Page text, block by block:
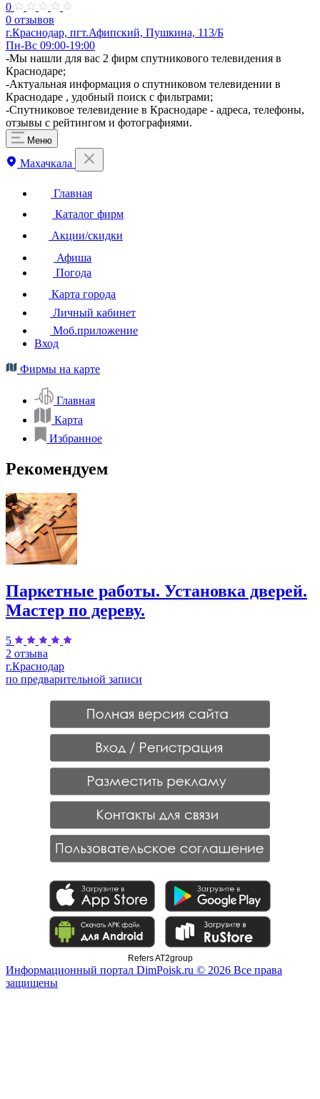
0
0 отзывов
г.Краснодар, пгт.Афипский, Пушкина, 113/Б
Пн-Вс 09:00-19:00
​-Мы нашли для вас 2 фирм спутникового телевидения в
Краснодаре;
-Актуальная информация о спутниковом телевидении в
Краснодаре , удобный поиск с фильтрами;
-Спутниковое телевидение в Краснодаре - адреса, телефоны,
отзывы с рейтингом и фотографиями.
Меню
Махачкала
Главная
Каталог фирм
Акции/скидки
Афиша
Погода
Карта города
Личный кабинет
Моб.приложение
Вход
Фирмы на карте
Главная
Карта
Избранное
Рекомендуем
Паркетные работы. Установка дверей.
Мастер по дереву.
5
2 отзыва
г.Краснодар
по предварительной записи
Refers AT2group
Информационный портал DimPoisk.ru © 2026 Все права
защищены